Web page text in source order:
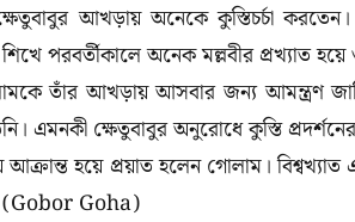
আখড়ায় অনেকে কুস্তিচর্চা করতেন।
পরবর্তীকালে অনেক মল্লবীর প্রখ্যাত
তাঁর আখড়ায় আসবার জন্য আমন্ত্রণ
এমনকী ক্ষেতুবাবুর অনুরোধে কুস্তি
হয়ে প্রয়াত হলেন গোলাম। বিশ্বখ্যাত
(Gobor Goha)